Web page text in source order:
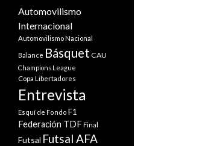
Automovilismo
Internacional
Automovilismo Nacional
Balance Básquet CAU
Champions League
Copa Libertadores
Entrevista
Esquí de Fondo F1
Federación TDF Final
Futsal Futsal AFA